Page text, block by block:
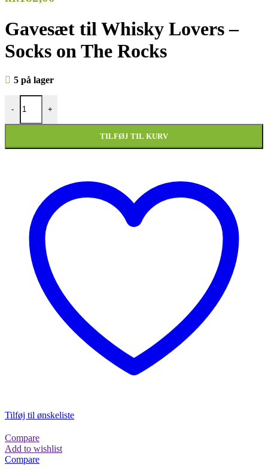
Gavesæt til Whisky Lovers –
Socks on The Rocks
5 på lager
-
Gavesæt Whisky Lovers - Socks on The Rocks antal
+
TILFØJ TIL KURV
Tilføj til ønskeliste
Compare
Add to wishlist
Compare